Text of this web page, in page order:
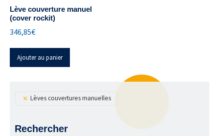
Lèves couvertures manuelles
Rechercher
Lève couverture manuel
(cover rockit)
346,85€
Ajouter au panier